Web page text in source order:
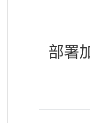
部署